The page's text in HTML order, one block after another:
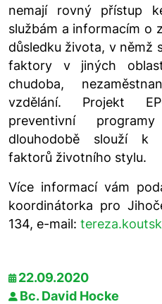
nemají rovný přístup
službám a informacím o
důsledku života, v němž
faktory v jiných
chudoba,
vzdělání. Projekt
preventivní
dlouhodobě slouží k
faktorů životního
Více informací vám
koordinátorka pro
134, e-mail:
22.09.2020
Bc. David Hocke